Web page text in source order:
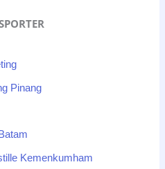
Pinang
Kemenkumham